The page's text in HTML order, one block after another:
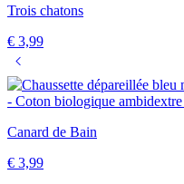
Trois chatons
€ 3,99
Canard de Bain
€ 3,99